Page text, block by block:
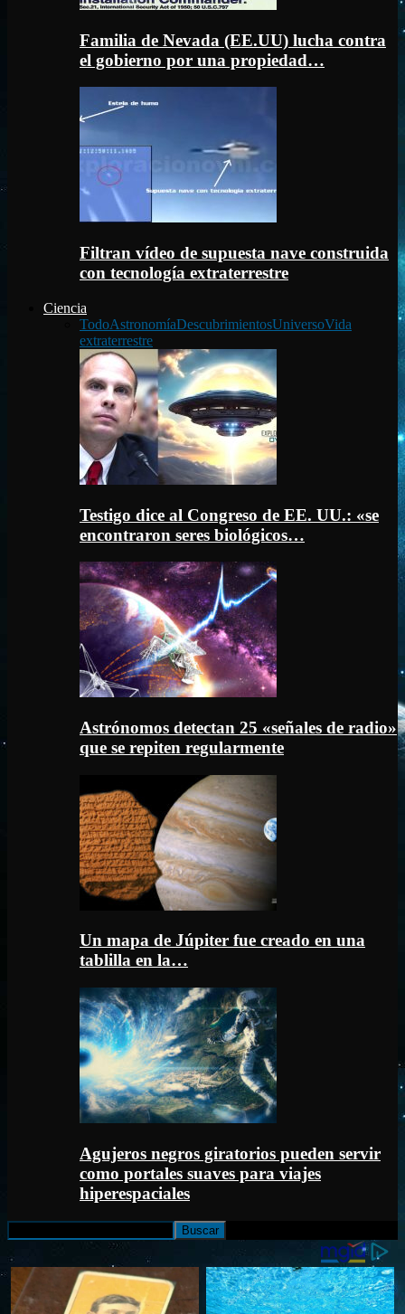
Familia de Nevada (EE.UU) lucha contra
el gobierno por una propiedad…
Filtran vídeo de supuesta nave construida
con tecnología extraterrestre
Ciencia
TodoAstronomíaDescubrimientosUniversoVida
extraterrestre
Testigo dice al Congreso de EE. UU.: «se
encontraron seres biológicos…
Astrónomos detectan 25 «señales de radio»
que se repiten regularmente
Un mapa de Júpiter fue creado en una
tablilla en la…
Agujeros negros giratorios pueden servir
como portales suaves para viajes
hiperespaciales